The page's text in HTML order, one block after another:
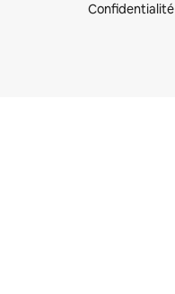
Confidentialité